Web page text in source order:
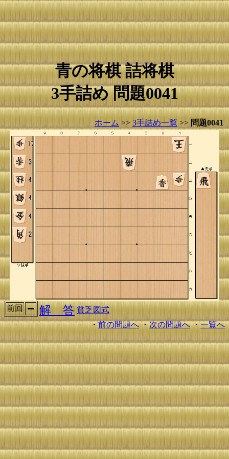
青の将棋 詰将棋
3手詰め 問題0041
ホーム >> 3手詰め一覧 >> 問題0041
前回 解 答 貧乏図式
・前の問題へ・次の問題へ・一覧へ